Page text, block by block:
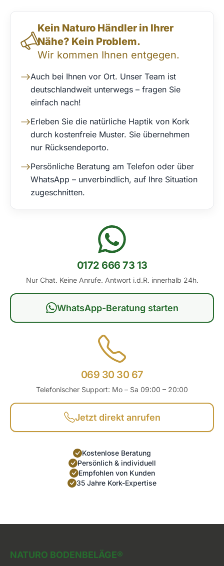
Kein Naturo Händler in Ihrer
Nähe? Kein Problem.
Wir kommen Ihnen entgegen.
Auch bei Ihnen vor Ort. Unser Team ist
deutschlandweit unterwegs – fragen Sie
einfach nach!
Erleben Sie die natürliche Haptik von Kork
durch kostenfreie Muster. Sie übernehmen
nur Rücksendeporto.
Persönliche Beratung am Telefon oder über
WhatsApp – unverbindlich, auf Ihre Situation
zugeschnitten.
069 30 30 67
Telefonischer Support: Mo – Sa 09:00 – 20:00
Jetzt direkt anrufen
0172 666 73 13
Nur Chat. Keine Anrufe. Antwort i.d.R. innerhalb 24h.
WhatsApp-Beratung starten
Kostenlose Beratung
Persönlich & individuell
Empfohlen von Kunden
35 Jahre Kork-Expertise
Naturo Bodenbeläge
NATURO BODENBELÄGE®